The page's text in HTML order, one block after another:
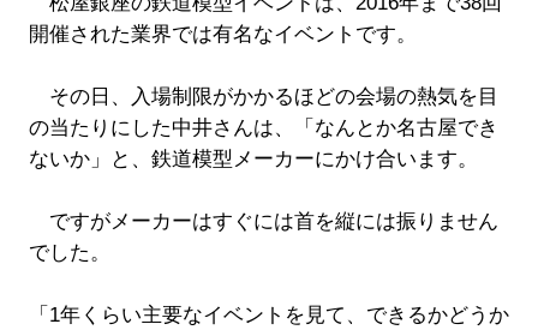
開催された業界では有名なイベントです。
その日、入場制限がかかるほどの会場の熱気を目
の当たりにした中井さんは、「なんとか名古屋でき
ないか」と、鉄道模型メーカーにかけ合います。
ですがメーカーはすぐには首を縦には振りません
でした。
「1年くらい主要なイベントを見て、できるかどうか